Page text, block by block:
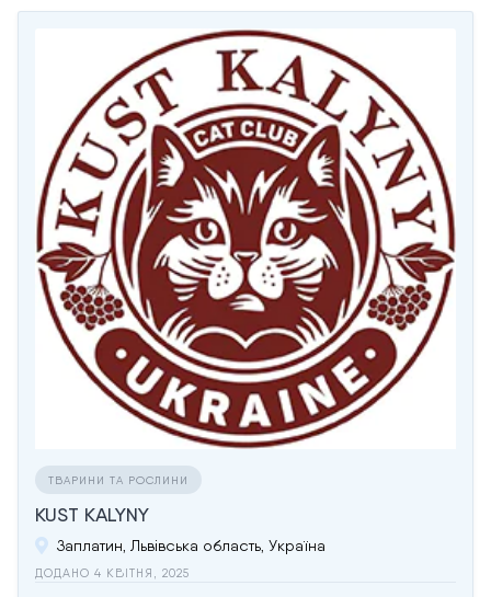
ТВАРИНИ ТА РОСЛИНИ
KUST KALYNY
Заплатин, Львівська область, Україна
ДОДАНО 4 КВІТНЯ, 2025